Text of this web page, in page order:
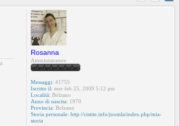
Rosanna
Amministratore
Messaggi: 41755
Iscritto il: mer feb 25, 2009 5:12 pm
Località: Bolzano
Anno di nascita: 1970
Provincia: Bolzano
Storia personale: http://cistite.info/joomla/index.php/mia-
storia